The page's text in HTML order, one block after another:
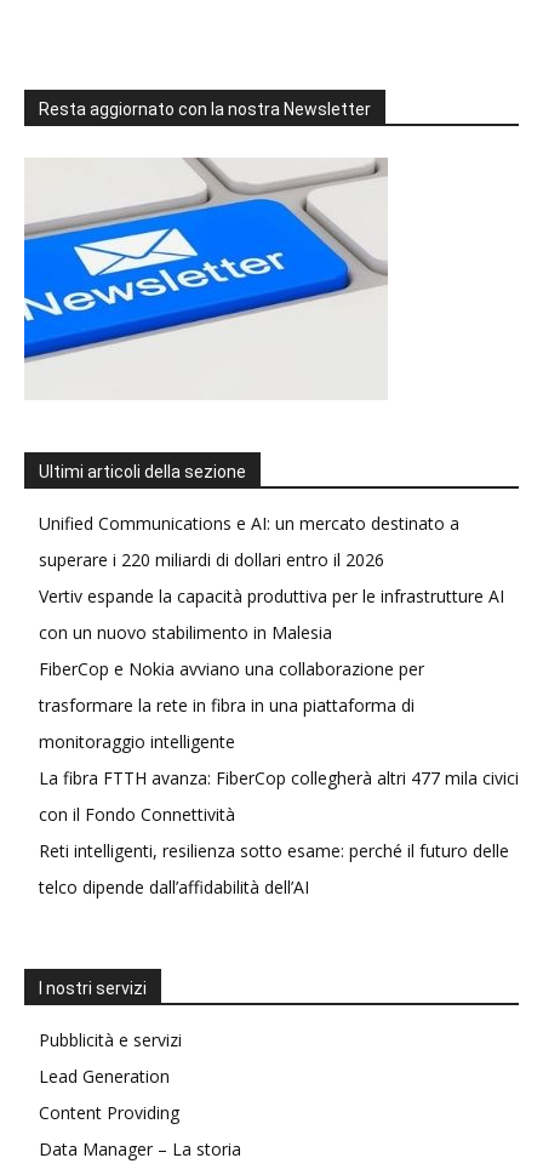
Resta aggiornato con la nostra Newsletter
Ultimi articoli della sezione
Unified Communications e AI: un mercato destinato a
superare i 220 miliardi di dollari entro il 2026
Vertiv espande la capacità produttiva per le infrastrutture AI
con un nuovo stabilimento in Malesia
FiberCop e Nokia avviano una collaborazione per
trasformare la rete in fibra in una piattaforma di
monitoraggio intelligente
La fibra FTTH avanza: FiberCop collegherà altri 477 mila civici
con il Fondo Connettività
Reti intelligenti, resilienza sotto esame: perché il futuro delle
telco dipende dall’affidabilità dell’AI
I nostri servizi
Pubblicità e servizi
Lead Generation
Content Providing
Data Manager – La storia